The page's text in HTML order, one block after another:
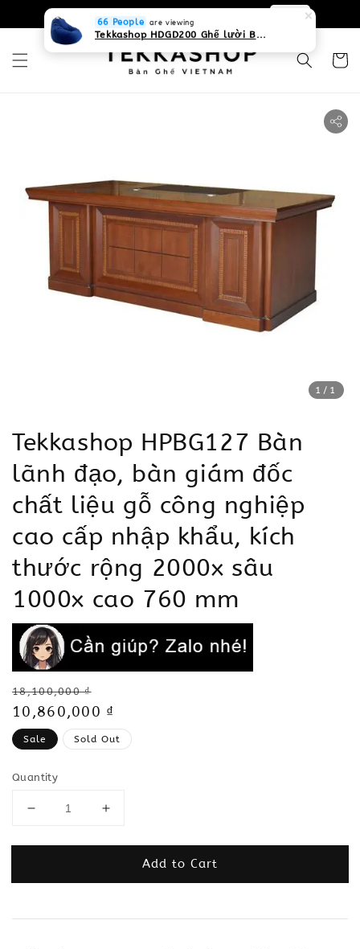
0931268840 Liên hệ với chúng tôi
1 /1
Tekkashop HPBG127 Bàn
lãnh đạo, bàn giám đốc
chất liệu gỗ công nghiệp
cao cấp nhập khẩu, kích
thước rộng 2000x sâu
1000x cao 760 mm
Regular
price
18,100,000 ₫
Sale
price
10,860,000 ₫
Sale Sold Out
Quantity
Add to Cart
66 People are viewing
Tekkashop HDGD200 Ghế lười Beanbag form truyền thống, chất liệu Olefin canvas kháng nước, màu xanh biển, có thể sử dụng trong nhà và cả ngoài trời, có quai xách